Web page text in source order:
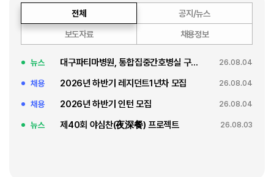
전체
뉴스 대구파티마병원, 통합집중간호병실 구축 축복식 26.08.04
채용 2026년 하반기 레지던트1년차 모집 26.08.04
채용 2026년 하반기 인턴 모집 26.08.04
뉴스 제40회 야심찬(夜深餐) 프로젝트 26.08.03
공지/뉴스
보도자료
채용정보